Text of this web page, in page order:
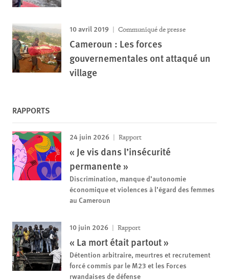
10 avril 2019 Communiqué de presse
Cameroun : Les forces
gouvernementales ont attaqué un
village
RAPPORTS
24 juin 2026 Rapport
« Je vis dans l’insécurité
permanente »
Discrimination, manque d’autonomie
économique et violences à l’égard des femmes
au Cameroun
10 juin 2026 Rapport
« La mort était partout »
Détention arbitraire, meurtres et recrutement
forcé commis par le M23 et les Forces
rwandaises de défense